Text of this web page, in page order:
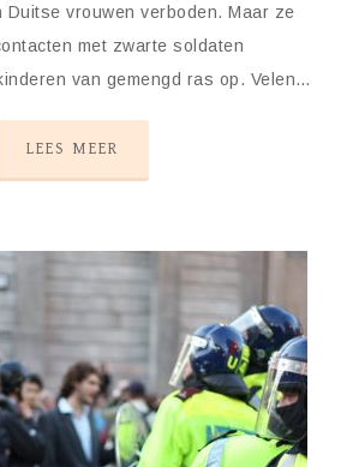
Duitse vrouwen verboden. Maar ze
met zwarte soldaten
van gemengd ras op. Velen…
LEES MEER